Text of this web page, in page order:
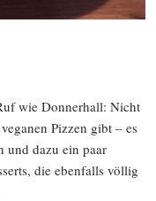
wie Donnerhall: Nicht
Pizzen gibt – es
und dazu ein paar
die ebenfalls völlig